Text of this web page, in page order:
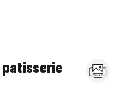
patisserie